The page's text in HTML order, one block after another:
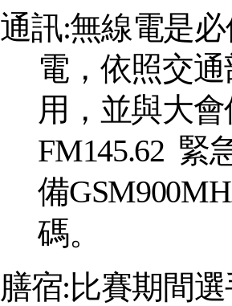
通訊:無線電是
電，依照交
用，並與大
FM145.62 緊
備GSM900MH
碼。
膳宿:比賽期間